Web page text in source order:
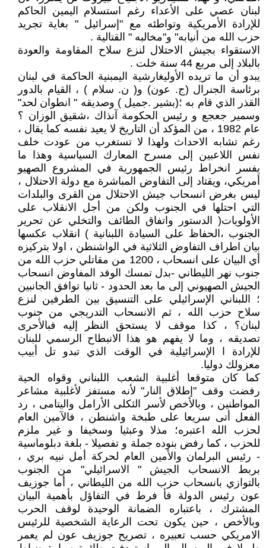
لبنان عصي على الأعداء رغم استسلام اليمين الحاكم
للإرادة الأمريكية وتواطئه مع "إسرائيل " بغاية تجريد
حزب الله من أنيابه" و"مخالبه " القتالية .
الاستقواء بجيش الاحتلال لنزع سلاح المقاومة والعودة
بالبلاد إلى مربع 44 سنة خلت .
يبدو أن ما تريده الأوليغارشية اليمبنية الحاكمة في لبنان
برئاسة الجنرال (ج. عون) و( ن. سلام ) ، القيام بالدور
القذر الذي قام به ؛(بشير .جميل ) وصديقه " انطوان لحد"
وسمير جعجع و رئيس الحكومة آنذاك ،شقيق الوزان ؟
عام 1982 ، من المؤكد أن التاريخ لا يعيد نفسه كما يقال ،
رغم تشابه الاحداث ولهذا لا تستغرب من عودت خلف
نفس اللاعبين إلى مسرح المعارك السياسية وهذا ما
يفسر انخراط رئيس الجمهورية في المشروع الصهيو
أمريكي، ويقتاد إلى التفاوض المباشرة مع دولة الاحتلال ،
ليس بغرض انسحاب جيش الاحتلال من القرى والبلدات
التي احتلها في الجنوب ولكن من أجل الانقلاب على
الأولويات( الدستور واتفاق الطائف والتخلي عن تحرير
الجنوب ،الحفاظ على السيادة اللبنانية ) انقلاب عكسها
بيان اطراف التفاوض الثلاثية في الواشنطن ، اولا بتركيزه
أي البيان على انسحاب ، 1200 من مقاتلي حزب الله من
جنوب نهر الليطاني -بدل تمسك الوفد المفاوض انسحاب
الجيش الصهيوني إلى ما بعد الحدود - ثانيا توافق الجانبين
؛ اللبناني الإسرائيلي على التنسيق بين الطرفين لنزع
سلاح حزب الله ، ثم الانسحاب التدريجي من جنوب
لبنان؟ ، كذا موقف لا يستحق النظر إليه فبالأحرى
تصديقه ، وما لا يفهم هو هذا الانبطاح الرسمي للبنان
للإرادة ا الإسرائيلية في الوقت الذي تبدو تل أبيب
معزولك دوليا.
كما كان متوقعا أغلبية الشعب اللبناني وقواه الحية
رفضت وقف "إطلاق النار" لأنه مستفز لأغلبية مشاعر
المواطنين ، وبالأخص لأسر الثكلى الأرامل واليتامى ، رد
الفعل أتى سريعا على طبخة واشنطن ، فالآمين العام
لحزب الله اعتبره؛ مذلا وعبثيا وسخيفا و غير ملزم
للحزب ، كما رفض بنوده جملة و تفصيلا - بلغة دبلوماسية
- رئيس البرلمان والأمين العام لحركة أمل نبيه بري ،
بربط الانسحاب الجيش " الاسرائيلي" من الجنوب
بالتوازي بانسحاب حزب الله من الليطاني ، أما جوزيف
عون رئيس الدولة فأ فرط في التفاؤل بأهمية البيان
المشترك ، باعتباره الضمانة الوحيدة لوقف الحرب
وبالأخص ، حين يكون تحت الرعاية الشخصية للرئيس
الامريكي حسب تعبيره ، تصريح جوزيف عون لم يعمر